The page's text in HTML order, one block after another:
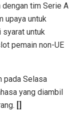
dengan tim Serie A
upaya untuk
syarat untuk
pemain non-UE
pada Selasa
yang diambil
[]